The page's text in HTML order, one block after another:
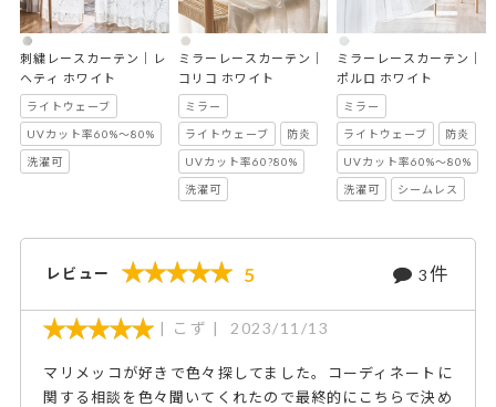
刺繍レースカーテン｜レ
ヘティ ホワイト
ライトウェーブ
UVカット率60%～80%
洗濯可
ミラーレースカーテン｜
コリコ ホワイト
ミラー
ライトウェーブ 防炎
UVカット率60?80%
洗濯可
ミラーレースカーテン｜
ポルロ ホワイト
ミラー
ライトウェーブ 防炎
UVカット率60%～80%
洗濯可 シームレス
レビュー 5 3件
こず 2023/11/13
マリメッコが好きで色々探してました。コーディネートに
関する相談を色々聞いてくれたので最終的にこちらで決め